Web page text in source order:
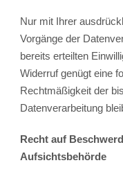
Nur mit Ihrer
Vorgänge der
bereits erteilten
Widerruf genügt eine
Rechtmäßigkeit der
Datenverarbeitung
Recht auf
Aufsichtsbehörde